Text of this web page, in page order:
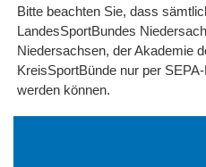
Bitte beachten Sie, dass
LandesSportBundes
Niedersachsen, der Akademie
KreisSportBünde nur per
werden können.